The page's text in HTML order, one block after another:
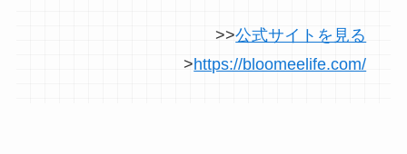
>>公式サイトを見る
>https://bloomeelife.com/